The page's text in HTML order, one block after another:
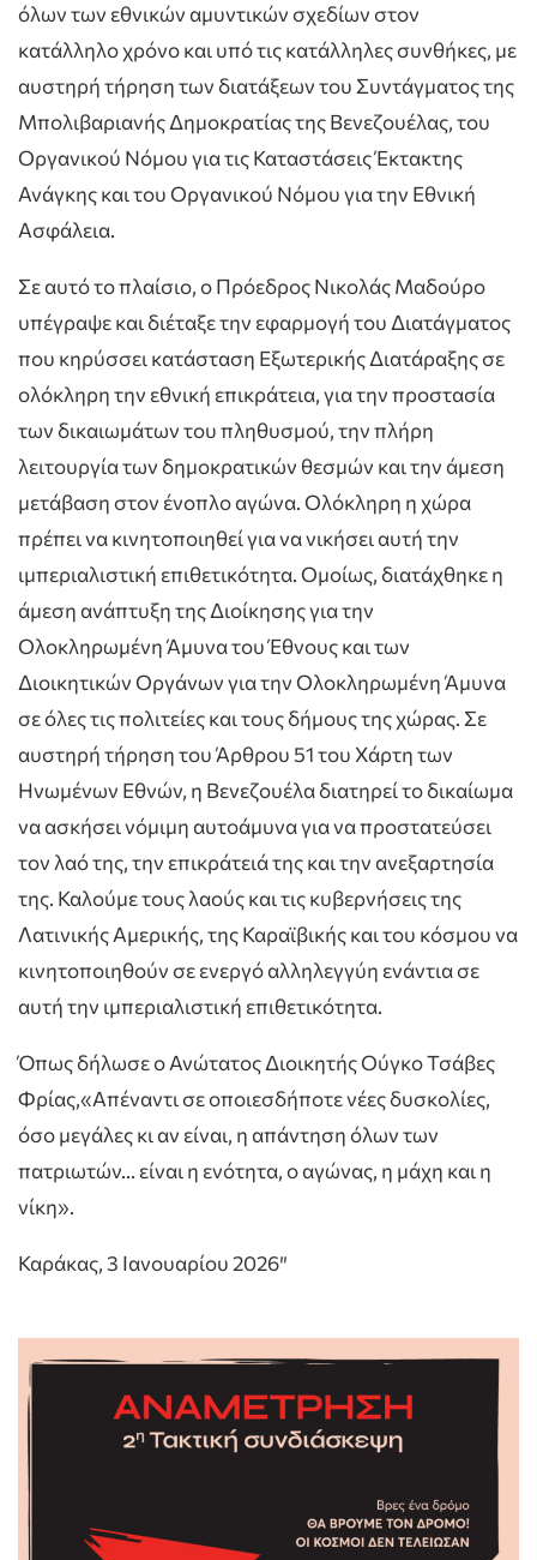
όλων των εθνικών αμυντικών σχεδίων στον
κατάλληλο χρόνο και υπό τις κατάλληλες συνθήκες, με
αυστηρή τήρηση των διατάξεων του Συντάγματος της
Μπολιβαριανής Δημοκρατίας της Βενεζουέλας, του
Οργανικού Νόμου για τις Καταστάσεις Έκτακτης
Ανάγκης και του Οργανικού Νόμου για την Εθνική
Ασφάλεια.
Σε αυτό το πλαίσιο, ο Πρόεδρος Νικολάς Μαδούρο
υπέγραψε και διέταξε την εφαρμογή του Διατάγματος
που κηρύσσει κατάσταση Εξωτερικής Διατάραξης σε
ολόκληρη την εθνική επικράτεια, για την προστασία
των δικαιωμάτων του πληθυσμού, την πλήρη
λειτουργία των δημοκρατικών θεσμών και την άμεση
μετάβαση στον ένοπλο αγώνα. Ολόκληρη η χώρα
πρέπει να κινητοποιηθεί για να νικήσει αυτή την
ιμπεριαλιστική επιθετικότητα. Ομοίως, διατάχθηκε η
άμεση ανάπτυξη της Διοίκησης για την
Ολοκληρωμένη Άμυνα του Έθνους και των
Διοικητικών Οργάνων για την Ολοκληρωμένη Άμυνα
σε όλες τις πολιτείες και τους δήμους της χώρας. Σε
αυστηρή τήρηση του Άρθρου 51 του Χάρτη των
Ηνωμένων Εθνών, η Βενεζουέλα διατηρεί το δικαίωμα
να ασκήσει νόμιμη αυτοάμυνα για να προστατεύσει
τον λαό της, την επικράτειά της και την ανεξαρτησία
της. Καλούμε τους λαούς και τις κυβερνήσεις της
Λατινικής Αμερικής, της Καραϊβικής και του κόσμου να
κινητοποιηθούν σε ενεργό αλληλεγγύη ενάντια σε
αυτή την ιμπεριαλιστική επιθετικότητα.
Όπως δήλωσε ο Ανώτατος Διοικητής Ούγκο Τσάβες
Φρίας,«Απέναντι σε οποιεσδήποτε νέες δυσκολίες,
όσο μεγάλες κι αν είναι, η απάντηση όλων των
πατριωτών… είναι η ενότητα, ο αγώνας, η μάχη και η
νίκη».
Καράκας, 3 Ιανουαρίου 2026″